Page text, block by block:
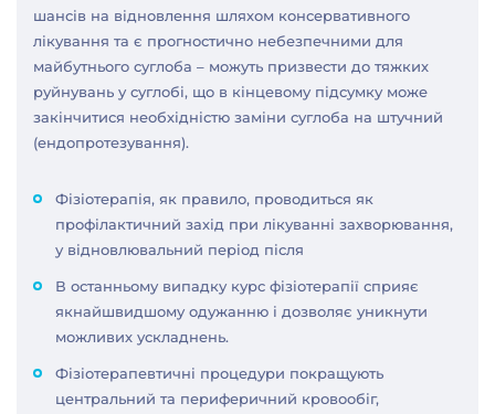
шансів на відновлення шляхом консервативного
лікування та є прогностично небезпечними для
майбутнього суглоба – можуть призвести до тяжких
руйнувань у суглобі, що в кінцевому підсумку може
закінчитися необхідністю заміни суглоба на штучний
(ендопротезування).
Фізіотерапія, як правило, проводиться як
профілактичний захід при лікуванні захворювання,
у відновлювальний період після
В останньому випадку курс фізіотерапії сприяє
якнайшвидшому одужанню і дозволяє уникнути
можливих ускладнень.
Фізіотерапевтичні процедури покращують
центральний та периферичний кровообіг,